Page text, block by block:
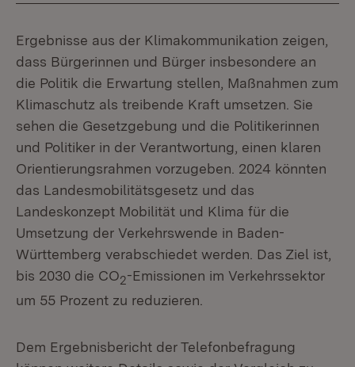
Ergebnisse aus der Klimakommunikation zeigen,
dass Bürgerinnen und Bürger insbesondere an
die Politik die Erwartung stellen, Maßnahmen zum
Klimaschutz als treibende Kraft umsetzen. Sie
sehen die Gesetzgebung und die Politikerinnen
und Politiker in der Verantwortung, einen klaren
Orientierungsrahmen vorzugeben. 2024 könnten
das Landesmobilitätsgesetz und das
Landeskonzept Mobilität und Klima für die
Umsetzung der Verkehrswende in Baden-
Württemberg verabschiedet werden. Das Ziel ist,
bis 2030 die CO2-Emissionen im Verkehrssektor
um 55 Prozent zu reduzieren.
Dem Ergebnisbericht der Telefonbefragung